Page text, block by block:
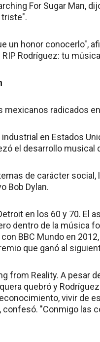
For Sugar Man,
triste".
un honor conocerlo",
Rodríguez: tu
mexicanos radicados
en Estados
el desarrollo musical
de carácter
Bob Dylan.
en los 60 y 70. El
dentro de la música
BBC Mundo en
que ganó al
from Reality. A pesar
quebró y
vivir de
"Conmigo las